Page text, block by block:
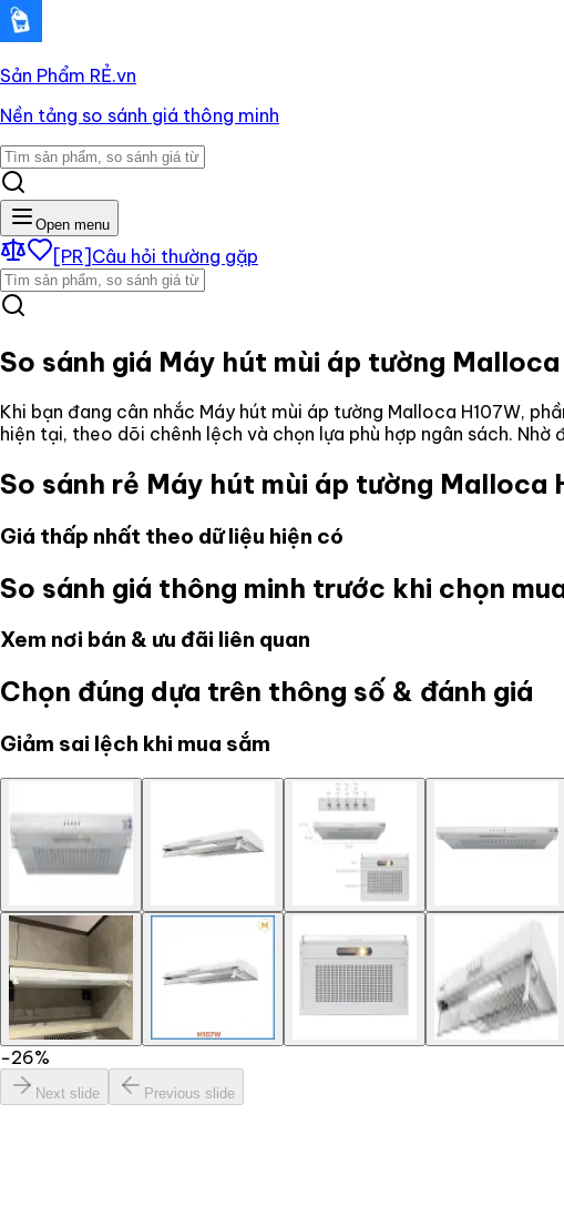
Sản Phẩm RẺ.vn
Nền tảng so sánh giá thông minh
Open menu
[PR] Câu hỏi thường gặp
So sánh giá Máy hút mùi áp tường Malloca
Khi bạn đang cân nhắc Máy hút mùi áp tường Malloca H107W,
hiện tại, theo dõi chênh lệch và chọn lựa phù hợp ngân sách.
So sánh rẻ Máy hút mùi áp tường Malloca
Giá thấp nhất theo dữ liệu hiện có
So sánh giá thông minh trước khi chọn
Xem nơi bán & ưu đãi liên quan
Chọn đúng dựa trên thông số & đánh giá
Giảm sai lệch khi mua sắm
−26%
Next slide Previous slide